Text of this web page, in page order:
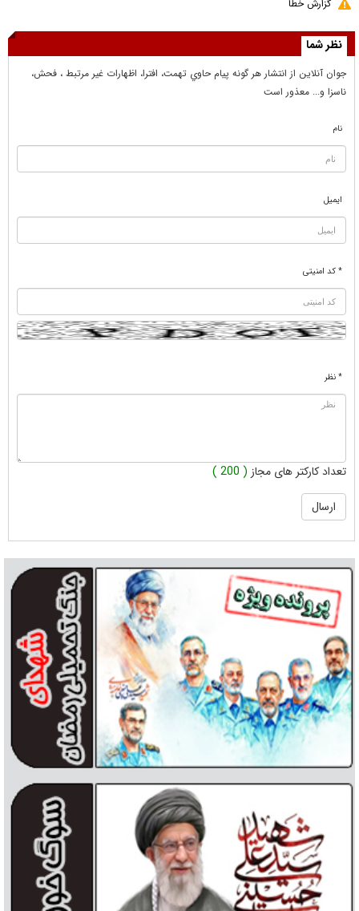
گزارش خطا
نظر شما
جوان آنلاين از انتشار هر گونه پيام حاوي تهمت، افترا، اظهارات غير مرتبط ، فحش،
ناسزا و... معذور است
نام
ایمیل
* کد امنیتی
* نظر
تعداد کارکتر های مجاز ( 200 )